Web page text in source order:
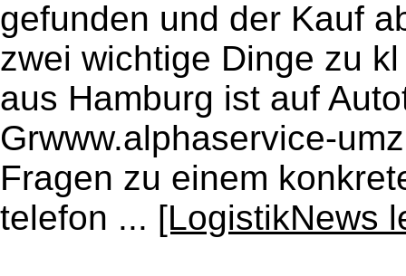
gefunden und der Kauf
zwei wichtige Dinge zu
aus Hamburg ist auf
Grwww.alphaservice-
Fragen zu einem
telefon ... [LogistikNews